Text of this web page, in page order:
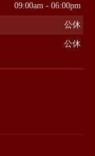
09:00am - 06:00pm
公休
公休